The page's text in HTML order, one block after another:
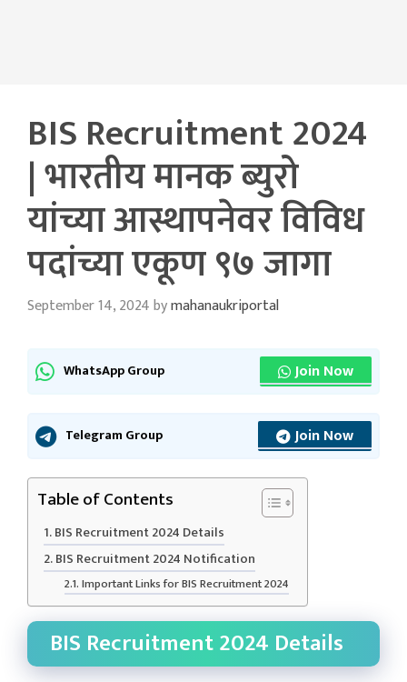
BIS Recruitment 2024
| भारतीय मानक ब्युरो
यांच्या आस्थापनेवर विविध
पदांच्या एकूण ९७ जागा
September 14, 2024bymahanaukriportal
WhatsApp Group Join Now
Telegram Group Join Now
Table of Contents
BIS Recruitment 2024 Details
BIS Recruitment 2024 Notification
Important Links for BIS Recruitment 2024
BIS Recruitment 2024 Details